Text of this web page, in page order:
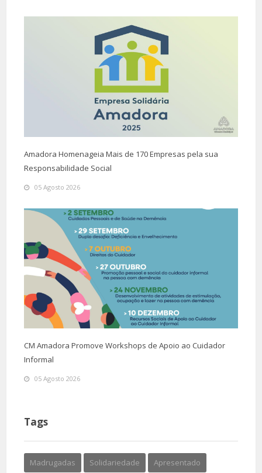
Amadora Homenageia Mais de 170 Empresas pela sua
Responsabilidade Social
05 Agosto 2026
CM Amadora Promove Workshops de Apoio ao Cuidador
Informal
05 Agosto 2026
Tags
Madrugadas Solidariedade Apresentado